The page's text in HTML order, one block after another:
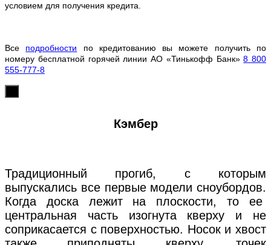
условием для получения кредита.
Все подробности по кредитованию вы можете получить по
номеру бесплатной горячей линии АО «Тинькофф Банк»8 800
555-777-8
Кэмбер
Традиционный прогиб, с которым
выпускались все первые модели сноубордов.
Когда доска лежит на плоскости, то ее
центральная часть изогнута кверху и не
соприкасается с поверхностью. Носок и хвост